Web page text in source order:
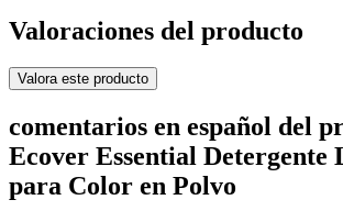
Valoraciones del producto
Valora este producto
comentarios en español del
Ecover Essential Detergente
para Color en Polvo